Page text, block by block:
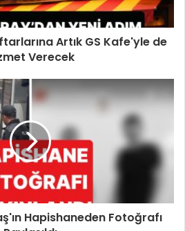
Artık GS Kafe'yle de
Verecek
Hapishaneden Fotoğrafı